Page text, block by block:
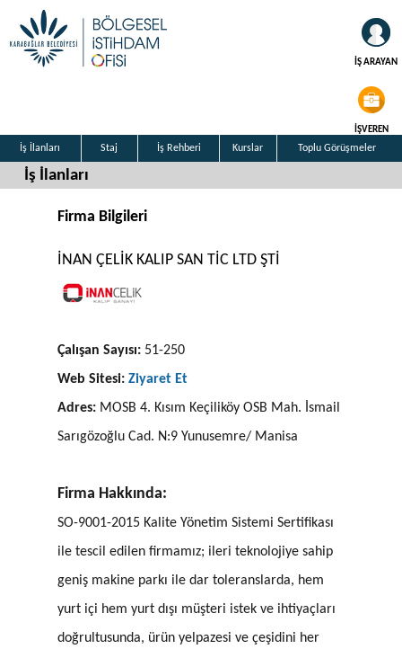
İŞ ARAYAN
İŞVEREN
İş İlanları Staj İş Rehberi Kurslar Toplu Görüşmeler
İş İlanları
Firma Bilgileri
İNAN ÇELİK KALIP SAN TİC LTD ŞTİ
Çalışan Sayısı: 51-250
Web Sitesi: Ziyaret Et
Adres: MOSB 4. Kısım Keçiliköy OSB Mah. İsmail
Sarıgözoğlu Cad. N:9 Yunusemre/ Manisa
Firma Hakkında:
SO-9001-2015 Kalite Yönetim Sistemi Sertifikası
ile tescil edilen firmamız; ileri teknolojiye sahip
geniş makine parkı ile dar toleranslarda, hem
yurt içi hem yurt dışı müşteri istek ve ihtiyaçları
doğrultusunda, ürün yelpazesi ve çeşidini her